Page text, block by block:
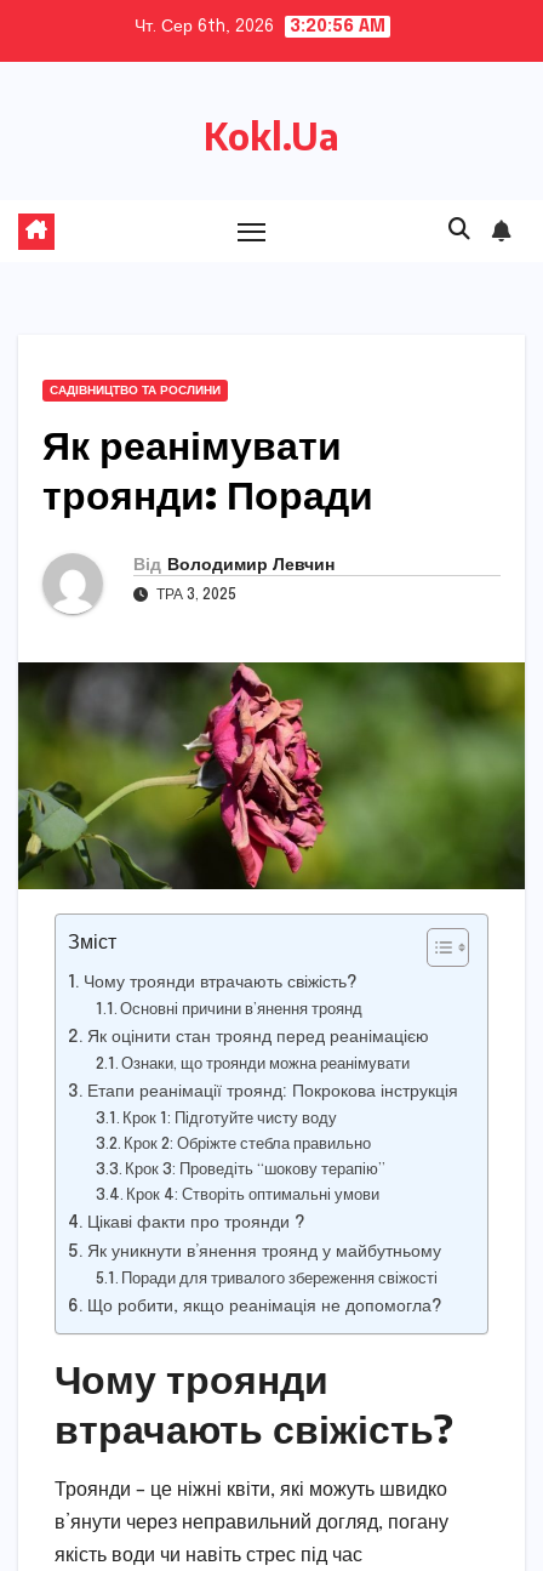
Чт. Сер 6th, 2026 3:20:57 AM
Kokl.Ua
САДІВНИЦТВО ТА РОСЛИНИ
Як реанімувати
троянди: Поради
Від Володимир Левчин
ТРА 3, 2025
Зміст
Чому троянди втрачають свіжість?
Основні причини в’янення троянд
Як оцінити стан троянд перед реанімацією
Ознаки, що троянди можна реанімувати
Етапи реанімації троянд: Покрокова інструкція
Крок 1: Підготуйте чисту воду
Крок 2: Обріжте стебла правильно
Крок 3: Проведіть “шокову терапію”
Крок 4: Створіть оптимальні умови
Цікаві факти про троянди ?
Як уникнути в’янення троянд у майбутньому
Поради для тривалого збереження свіжості
Що робити, якщо реанімація не допомогла?
Чому троянди
втрачають свіжість?
Троянди – це ніжні квіти, які можуть швидко
в’янути через неправильний догляд, погану
якість води чи навіть стрес під час